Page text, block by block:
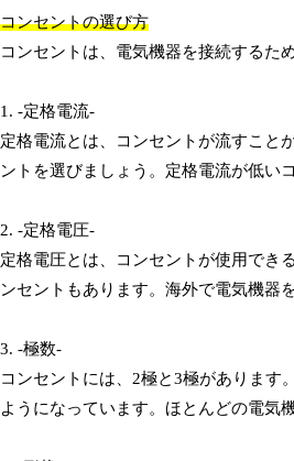
コンセントの選び方
コンセントは、電気機器を接続するた
1. -定格電流-
定格電流とは、コンセントが流すこと
ントを選びましょう。定格電流が低い
2. -定格電圧-
定格電圧とは、コンセントが使用でき
ンセントもあります。海外で電気機器
3. -極数-
コンセントには、2極と3極があります
ようになっています。ほとんどの電気